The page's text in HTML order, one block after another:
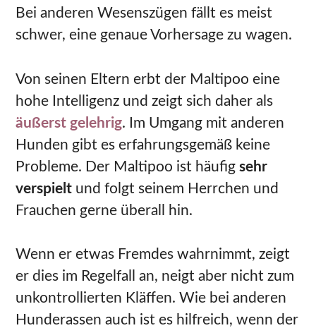
Bei anderen Wesenszügen fällt es meist
schwer, eine genaue Vorhersage zu wagen.
Von seinen Eltern erbt der Maltipoo eine
hohe Intelligenz und zeigt sich daher als
äußerst gelehrig. Im Umgang mit anderen
Hunden gibt es erfahrungsgemäß keine
Probleme. Der Maltipoo ist häufig sehr
verspielt und folgt seinem Herrchen und
Frauchen gerne überall hin.
Wenn er etwas Fremdes wahrnimmt, zeigt
er dies im Regelfall an, neigt aber nicht zum
unkontrollierten Kläffen. Wie bei anderen
Hunderassen auch ist es hilfreich, wenn der